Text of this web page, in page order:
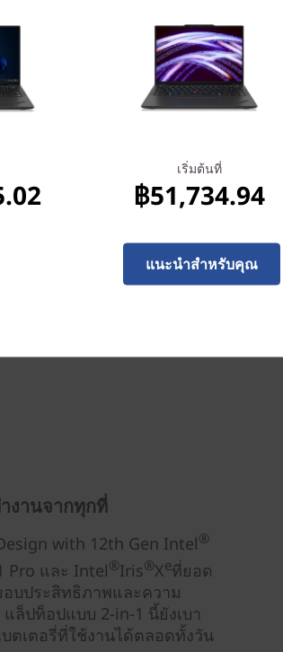
เริ่มต้นที่
งานจากทุกที่
with 12th Gen Intel®
Pro และ Intel®Iris®Xeที่ยอด
อบประสิทธิภาพและความ
ปท็อปแบบ 2-in-1 นี้ยังเบา
เตอรี่ที่ใช้งานได้ตลอดทั้งวัน
เริ่มต้นที่
฿51,734.94
แนะนำสำหรับคุณ